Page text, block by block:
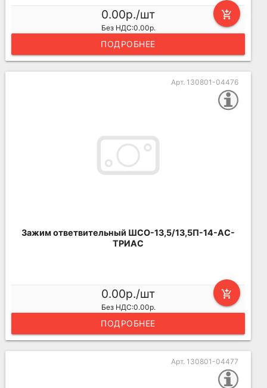
add_shopping_cart
0.00р./шт
Без НДС:0.00р.
ПОДРОБНЕЕ
Арт. 130801-04476
Зажим ответвительный ШСО-13,5/13,5П-14-АС-
ТРИАС
add_shopping_cart
0.00р./шт
Без НДС:0.00р.
ПОДРОБНЕЕ
Арт. 130801-04477